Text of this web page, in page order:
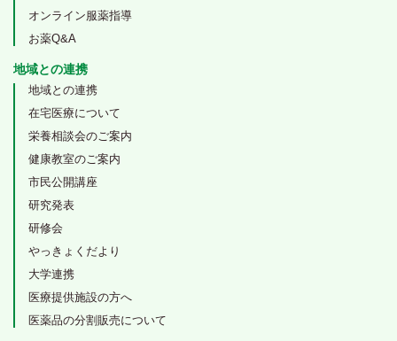
オンライン服薬指導
お薬Q&A
地域との連携
地域との連携
在宅医療について
栄養相談会のご案内
健康教室のご案内
市民公開講座
研究発表
研修会
やっきょくだより
大学連携
医療提供施設の方へ
医薬品の分割販売について